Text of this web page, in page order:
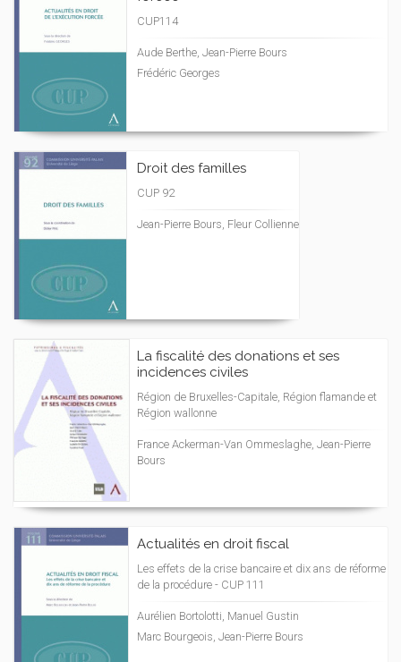
CUP114
Aude Berthe, Jean-Pierre Bours
Frédéric Georges
Droit des familles
CUP 92
Jean-Pierre Bours, Fleur Collienne
La fiscalité des donations et ses
incidences civiles
Région de Bruxelles-Capitale, Région flamande et
Région wallonne
France Ackerman-Van Ommeslaghe, Jean-Pierre
Bours
Actualités en droit fiscal
Les effets de la crise bancaire et dix ans de réforme
de la procédure - CUP 111
Aurélien Bortolotti, Manuel Gustin
Marc Bourgeois, Jean-Pierre Bours